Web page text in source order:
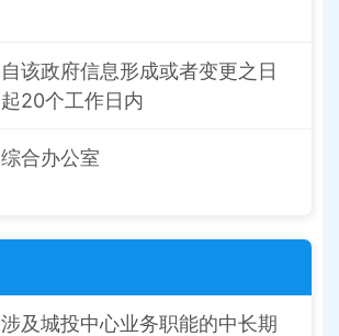
自该政府信息形成或者变更之日
起20个工作日内
综合办公室
涉及城投中心业务职能的中长期